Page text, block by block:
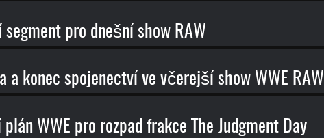
pro dnešní show RAW
a konec spojenectví ve včerejší show WWE RAW
WWE pro rozpad frakce The Judgment Day